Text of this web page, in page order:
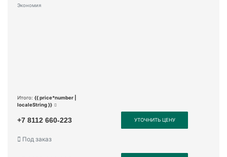
Экономия
Итого: {{ price*number |
localeString }}
+7 8112 660-223 УТОЧНИТЬ ЦЕНУ
Под заказ